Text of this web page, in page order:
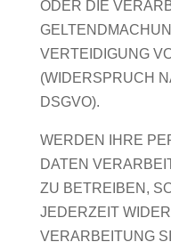
ODER DIE
VERTEIDIGUNG
(WIDERSPRUCH
DSGVO).
WERDEN IHRE
DATEN
ZU BETREIBEN,
JEDERZEIT
VERARBEITUNG